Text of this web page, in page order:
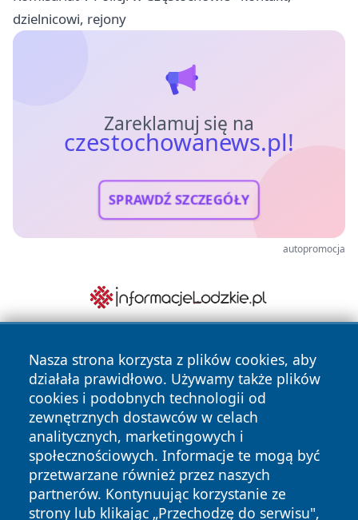
dzielnicowi, rejony
Zareklamuj się na
czestochowanews.pl!
SPRAWDŹ SZCZEGÓŁY
autopromocja
Nasza strona korzysta z plików cookies, aby
działała prawidłowo. Używamy także plików
cookies i podobnych technologii od
zewnętrznych dostawców w celach
analitycznych, marketingowych i
społecznościowych. Informacje te mogą być
przetwarzane również przez naszych
partnerów. Kontynuując korzystanie ze
strony lub klikając „Przechodzę do serwisu",
Copyright © 2026 czestochowanews.pl Wszystkie prawa
zastrzeżone.